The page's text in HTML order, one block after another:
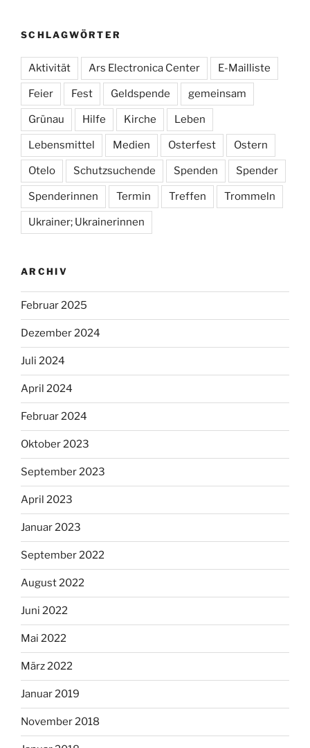
SCHLAGWÖRTER
Aktivität Ars Electronica Center E-Mailliste
Feier Fest Geldspende gemeinsam
Grünau Hilfe Kirche Leben
Lebensmittel Medien Osterfest Ostern
Otelo Schutzsuchende Spenden Spender
Spenderinnen Termin Treffen Trommeln
Ukrainer; Ukrainerinnen
ARCHIV
Februar 2025
Dezember 2024
Juli 2024
April 2024
Februar 2024
Oktober 2023
September 2023
April 2023
Januar 2023
September 2022
August 2022
Juni 2022
Mai 2022
März 2022
Januar 2019
November 2018